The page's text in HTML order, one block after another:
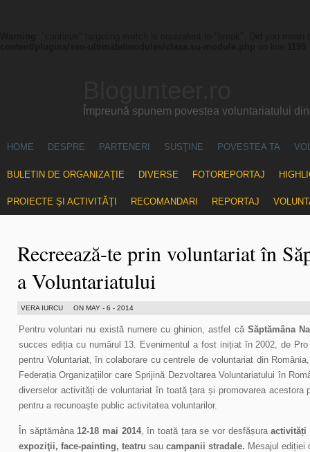
Împreună spunem povestea voluntariatului
HOME DESPRE PARTENERI SUSŢINE POVESTEA TA
BULETIN DE ORGANIZAŢIE DIVERSE FOTOREPORTAJ
PROIECTE ŞI ACTIVITĂŢI RECOMANDARI REPORTAJ
Recreează-te prin voluntariat în
a Voluntariatului
VERA IURCU ON MAY - 6 - 2014
Pentru voluntari nu există numere cu ghinion, astfel că Săptămâna
succes ediția cu numărul 13. Evenimentul a fost inițiat în 2002, de
pentru Voluntariat, în colaborare cu centrele de voluntariat din
Federația Organizațiilor care Sprijină Dezvoltarea Voluntariatului în
diverselor activități de voluntariat în toată țara și promovarea acestora
pentru a recunoaște public activitatea voluntarilor.
În săptămâna12-18 mai 2014, în toată țara se vor desfășura
expoziţii, face-painting, teatru sau campanii stradale. Mesajul